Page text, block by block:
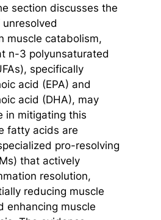
section discusses the
muscle catabolism,
n-3 polyunsaturated
specifically
acid (EPA) and
acid (DHA), may
in mitigating this
fatty acids are
pro-resolving
that actively
resolution,
reducing muscle
enhancing muscle